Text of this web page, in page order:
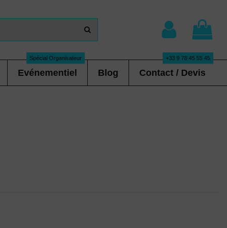
Evénementiel
Spécial Organisateur
Blog Contact / Devis
+33 9 78 45 55 45